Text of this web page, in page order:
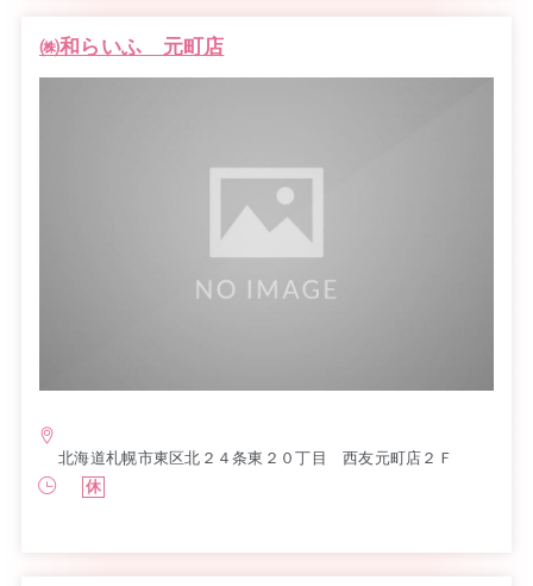
㈱和らいふ 元町店
北海道札幌市東区北２４条東２０丁目 西友元町店２Ｆ
休